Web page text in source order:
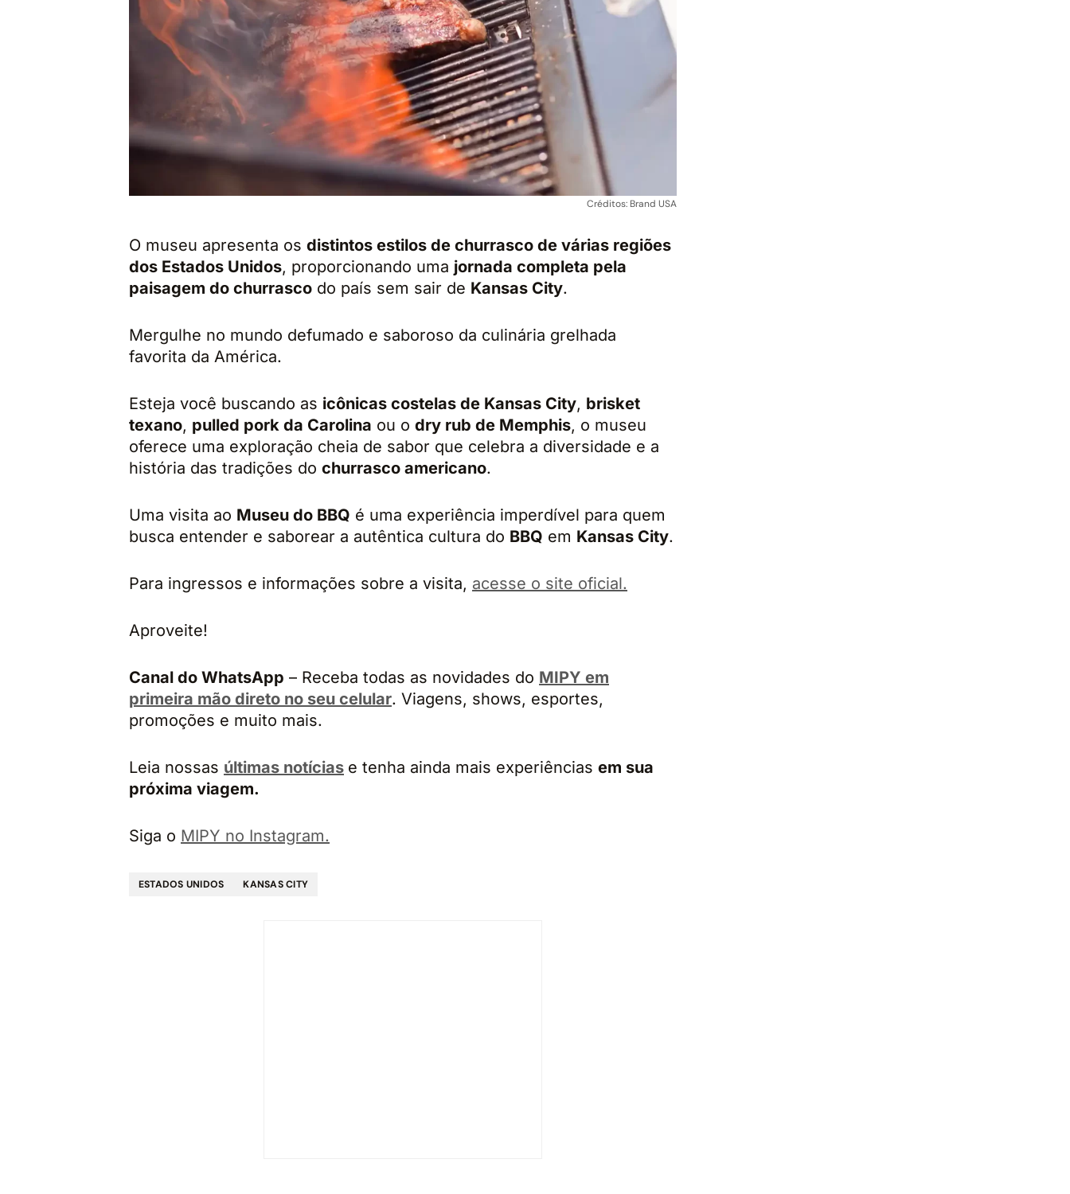
Créditos: Brand USA
O museu apresenta os distintos estilos de churrasco de várias regiões
dos Estados Unidos, proporcionando uma jornada completa pela
paisagem do churrasco do país sem sair de Kansas City.
Mergulhe no mundo defumado e saboroso da culinária grelhada
favorita da América.
Esteja você buscando as icônicas costelas de Kansas City, brisket
texano, pulled pork da Carolina ou o dry rub de Memphis, o museu
oferece uma exploração cheia de sabor que celebra a diversidade e a
história das tradições do churrasco americano.
Uma visita ao Museu do BBQ é uma experiência imperdível para quem
busca entender e saborear a autêntica cultura do BBQ em Kansas City.
Para ingressos e informações sobre a visita, acesse o site oficial.
Aproveite!
Canal do WhatsApp – Receba todas as novidades do MIPY em
primeira mão direto no seu celular. Viagens, shows, esportes,
promoções e muito mais.
Leia nossas últimas notícias e tenha ainda mais experiências em sua
próxima viagem.
Siga o MIPY no Instagram.
ESTADOS UNIDOS KANSAS CITY